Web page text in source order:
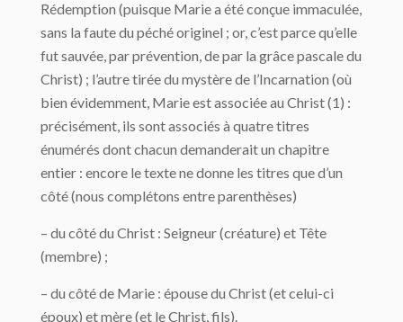
Rédemption (puisque Marie a été conçue immaculée,
sans la faute du péché originel ; or, c’est parce qu’elle
fut sauvée, par prévention, de par la grâce pascale du
Christ) ; l’autre tirée du mystère de l’Incarnation (où
bien évidemment, Marie est associée au Christ (1) :
précisément, ils sont associés à quatre titres
énumérés dont chacun demanderait un chapitre
entier : encore le texte ne donne les titres que d’un
côté (nous complétons entre parenthèses)
– du côté du Christ : Seigneur (créature) et Tête
(membre) ;
– du côté de Marie : épouse du Christ (et celui-ci
époux) et mère (et le Christ, fils).